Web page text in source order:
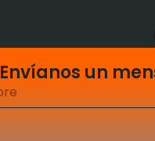
Envíanos un